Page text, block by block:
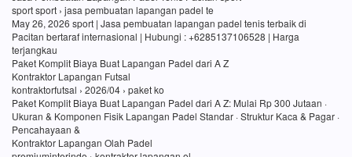
sport sport › jasa pembuatan lapangan padel te
May 26, 2026 sport | Jasa pembuatan lapangan padel tenis terbaik di
Pacitan bertaraf internasional | Hubungi : +6285137106528 | Harga
terjangkau
Paket Komplit Biaya Buat Lapangan Padel dari A Z
Kontraktor Lapangan Futsal
kontraktorfutsal › 2026/04 › paket ko
Paket Komplit Biaya Buat Lapangan Padel dari A Z: Mulai Rp 300 Jutaan ·
Ukuran & Komponen Fisik Lapangan Padel Standar · Struktur Kaca & Pagar ·
Pencahayaan &
Kontraktor Lapangan Olah Padel